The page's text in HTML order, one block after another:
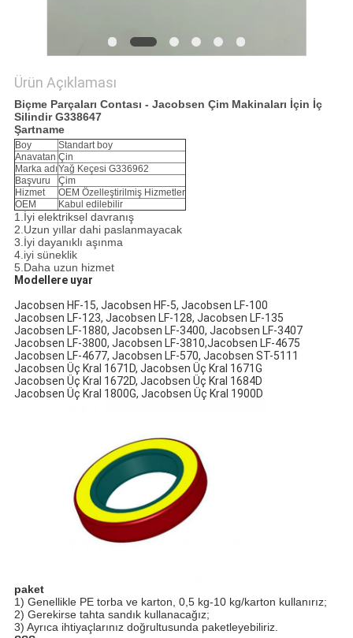
Ürün Açıklaması
Biçme Parçaları Contası - Jacobsen Çim Makinaları İçin İç
Silindir G338647
Şartname
Boy
Standart boy
Anavatan Çin
Marka adıYağ Keçesi G336962
Başvuru
Çim
Hizmet
OEM Özelleştirilmiş Hizmetler
OEM
Kabul edilebilir
1.İyi elektriksel davranış
2.Uzun yıllar dahi paslanmayacak
3.İyi dayanıklı aşınma
4.iyi süneklik
5.Daha uzun hizmet
Modellere uyar
Jacobsen HF-15, Jacobsen HF-5, Jacobsen LF-100
Jacobsen LF-123, Jacobsen LF-128, Jacobsen LF-135
Jacobsen LF-1880, Jacobsen LF-3400, Jacobsen LF-3407
Jacobsen LF-3800, Jacobsen LF-3810,Jacobsen LF-4675
Jacobsen LF-4677, Jacobsen LF-570, Jacobsen ST-5111
Jacobsen Üç Kral 1671D, Jacobsen Üç Kral 1671G
Jacobsen Üç Kral 1672D, Jacobsen Üç Kral 1684D
Jacobsen Üç Kral 1800G, Jacobsen Üç Kral 1900D
paket
1) Genellikle PE torba ve karton, 0,5 kg-10 kg/karton kullanırız;
2) Gerekirse tahta sandık kullanacağız;
3) Ayrıca ihtiyaçlarınız doğrultusunda paketleyebiliriz.